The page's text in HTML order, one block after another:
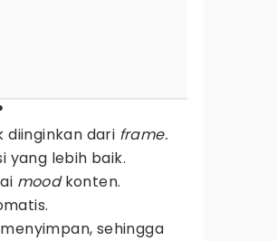
diinginkan dari frame.
yang lebih baik.
moodkonten.
sehingga